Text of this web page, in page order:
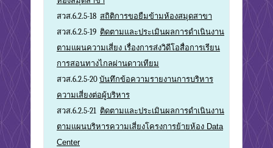
สวส.6.2.5-18 สถิติการขอยืมข้ามห้องสมุดสาขา
สวส.6.2.5-19 ติดตามและประเมินผลการดำเนินงาน
ตามแผนความเสี่ยง เรื่องการส่งวิดีโอสื่อการเรียน
การสอนทางไกลผ่านดาวเทียม
สวส.6.2.5-20 บันทึกข้อความรายงานการบริหาร
ความเสี่ยงต่อผู้บริหาร
สวส.6.2.5-21 ติดตามและประเมินผลการดำเนินงาน
ตามแผนบริหารความเสี่ยงโครงการย้ายห้อง Data
Center